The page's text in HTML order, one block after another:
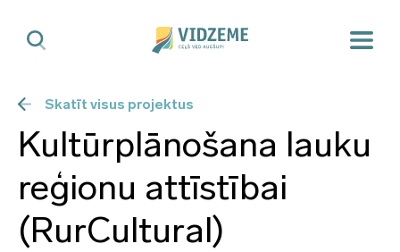
Skatīt visus projektus
Kultūrplānošana lauku
reģionu attīstībai
(RurCultural)